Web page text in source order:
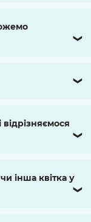
❯
❯
❯
інша квітка у
❯